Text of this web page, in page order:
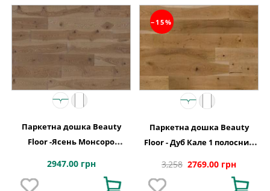
Паркетна дошка Beauty
Floor -Ясень Монсоро
2947.00 грн
−15%
Паркетна дошка Beauty
Floor - Дуб Кале 1 полосний
3,258 2769.00 грн